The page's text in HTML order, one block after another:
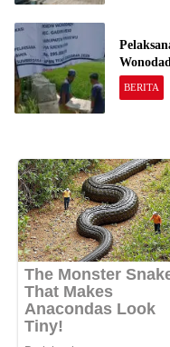
BERITA